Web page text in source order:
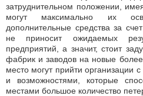
затруднительном положении,
могут максимально их
дополнительные средства за счет
не приносит ожидаемых
предприятий, а значит, стоит
фабрик и заводов на новые
место могут прийти
и возможностями, которые
местами большое количество